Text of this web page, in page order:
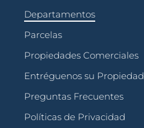
Departamentos
Parcelas
Propiedades Comerciales
Entréguenos su Propiedad
Preguntas Frecuentes
Políticas de Privacidad